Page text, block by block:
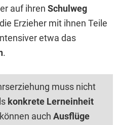
auf ihren Schulweg
Erzieher mit ihnen Teile
etwa das
.
muss nicht
konkrete Lerneinheit
auch Ausflüge